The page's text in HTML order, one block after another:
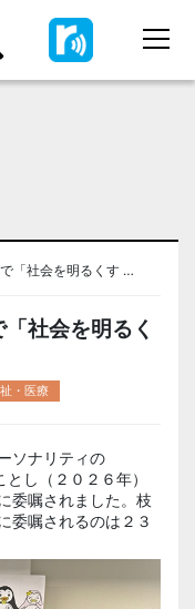
「社会を明るくす …
社会を明るく
・医療
ソナリティの
とし（２０２６年）
委嘱されました。枝
委嘱されるのは２３